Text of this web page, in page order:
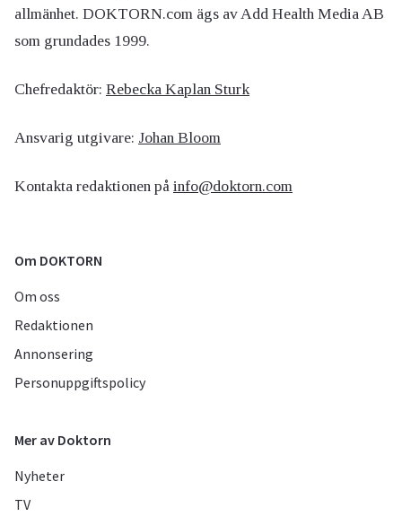
allmänhet. DOKTORN.com ägs av Add Health Media AB
som grundades 1999.
Chefredaktör: Rebecka Kaplan Sturk
Ansvarig utgivare: Johan Bloom
Kontakta redaktionen på info@doktorn.com
Om DOKTORN
Om oss
Redaktionen
Annonsering
Personuppgiftspolicy
Mer av Doktorn
Nyheter
TV